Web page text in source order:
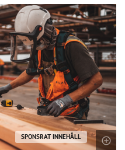
SPONSRAT INNEHÅLL